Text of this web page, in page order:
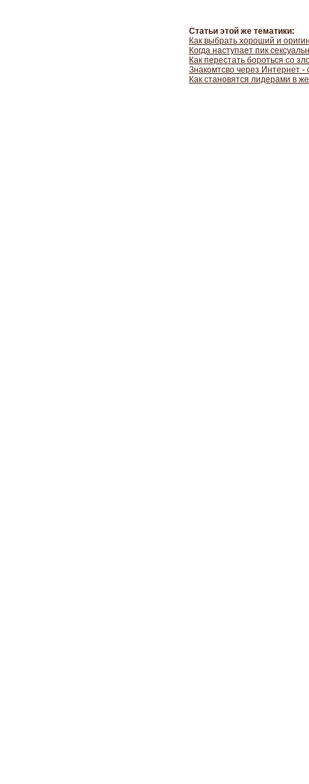
Статьи этой же тематики:
Как выбрать хороший и
Когда наступает пик
Как перестать бороться со
Знакомтсво через Интернет -
Как становятся лидерами в